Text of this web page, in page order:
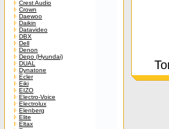
Crest Audio
Crown
Daewoo
Daikin
Datavideo
DBX
Dell
Denon
Depo (Hyundai)
DUAL
Dynatone
Ecler
Eiki
EIZO
Electro-Voice
Electrolux
Elenberg
Elite
Eltax